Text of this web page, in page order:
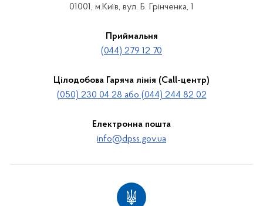
01001, м.Київ, вул. Б. Грінченка, 1
Приймальня
(044) 279 12 70
Цілодобова Гаряча лінія (Call-центр)
(050) 230 04 28 або (044) 244 82 02
Електронна пошта
info@dpss.gov.ua